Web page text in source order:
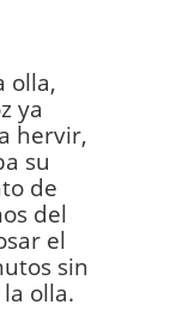
olla,
ya
hervir,
su
de
del
el
sin
olla.